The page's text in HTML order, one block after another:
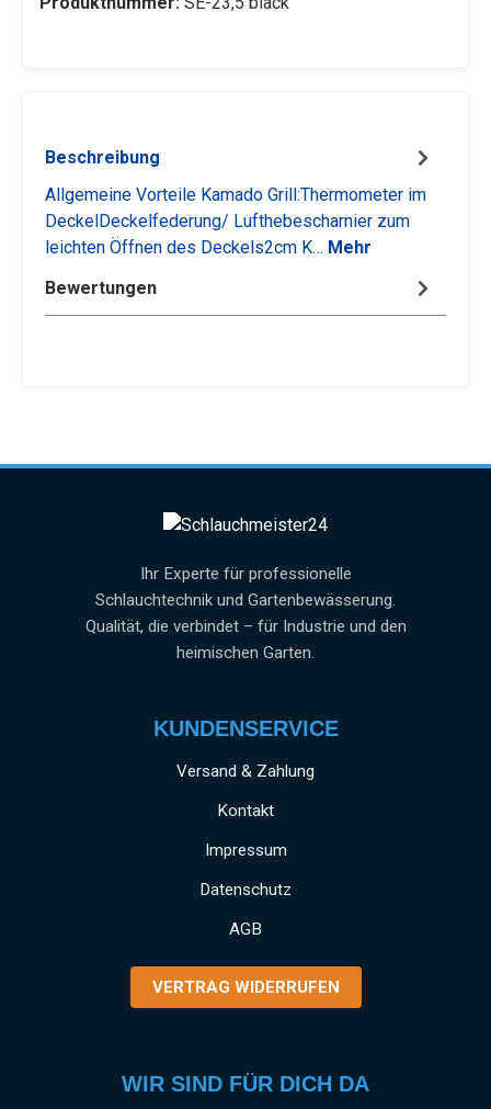
Beschreibung
Allgemeine Vorteile Kamado Grill:Thermometer im
DeckelDeckelfederung/ Lufthebescharnier zum
leichten Öffnen des Deckels2cm K… Mehr
Bewertungen
Ihr Experte für professionelle
Schlauchtechnik und Gartenbewässerung.
Qualität, die verbindet – für Industrie und den
heimischen Garten.
KUNDENSERVICE
Versand & Zahlung
Kontakt
Impressum
Datenschutz
AGB
VERTRAG WIDERRUFEN
WIR SIND FÜR DICH DA